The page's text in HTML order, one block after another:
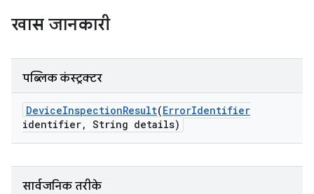
खास जानकारी
पब्लिक कंस्ट्रक्टर
DeviceInspectionResult(ErrorIdentifier
identifier, String details)
सार्वजनिक तरीके